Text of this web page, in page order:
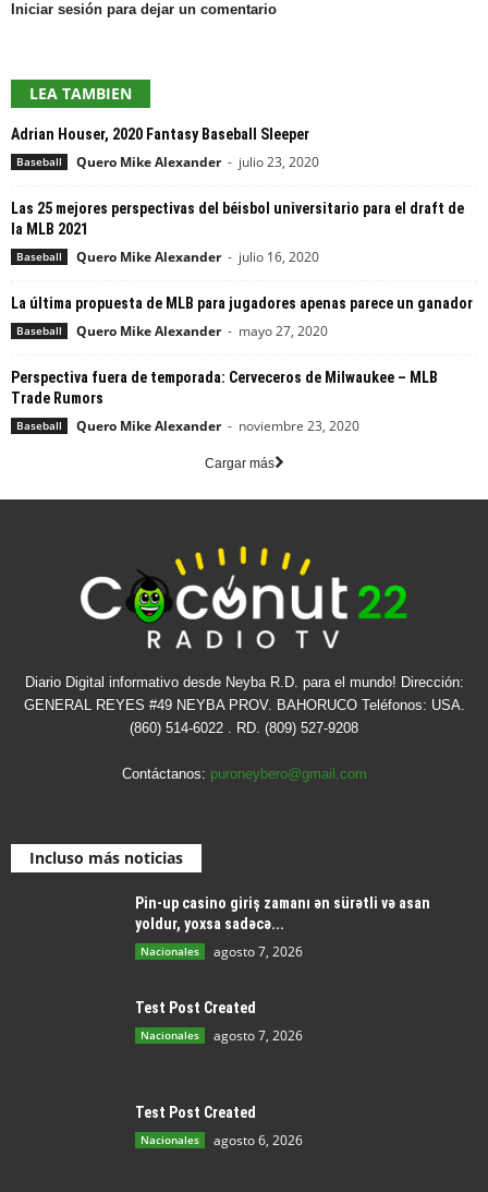
Iniciar sesión para dejar un comentario
LEA TAMBIEN
Adrian Houser, 2020 Fantasy Baseball Sleeper
Baseball Quero Mike Alexander - julio 23, 2020
Las 25 mejores perspectivas del béisbol universitario para el draft de
la MLB 2021
Baseball Quero Mike Alexander - julio 16, 2020
La última propuesta de MLB para jugadores apenas parece un ganador
Baseball Quero Mike Alexander - mayo 27, 2020
Perspectiva fuera de temporada: Cerveceros de Milwaukee – MLB
Trade Rumors
Baseball Quero Mike Alexander - noviembre 23, 2020
Cargar más
Diario Digital informativo desde Neyba R.D. para el mundo! Dirección:
GENERAL REYES #49 NEYBA PROV. BAHORUCO Teléfonos: USA.
(860) 514-6022 . RD. (809) 527-9208
Contáctanos: puroneybero@gmail.com
Incluso más noticias
Pin-up casino giriş zamanı ən sürətli və asan
yoldur, yoxsa sadəcə...
Nacionales agosto 7, 2026
Test Post Created
Nacionales agosto 7, 2026
Test Post Created
Nacionales agosto 6, 2026